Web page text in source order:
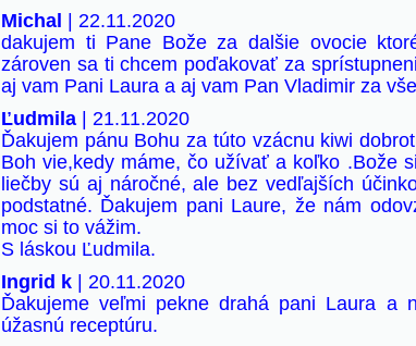
Michal
| 22.11.2020
dakujem ti Pane Bože za dalšie ovocie
zároven sa ti chcem poďakovať za
aj vam Pani Laura a aj vam Pan Vladimir za
Ľudmila | 21.11.2020
Ďakujem pánu Bohu za túto vzácnu kiwi
Boh vie,kedy máme, čo užívať a koľko .Bože
liečby sú aj náročné, ale bez vedľajších
podstatné. Ďakujem pani Laure, že nám
moc si to vážim.
S láskou Ľudmila.
Ingrid k
| 20.11.2020
Ďakujeme veľmi pekne drahá pani Laura a
úžasnú receptúru.